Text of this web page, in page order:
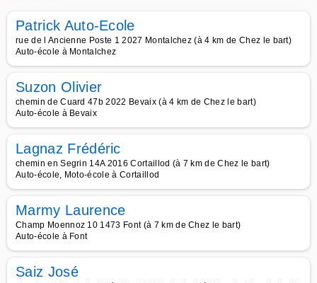
Patrick Auto-Ecole
rue de l Ancienne Poste 1 2027 Montalchez (à 4 km de Chez le bart)
Auto-école à Montalchez
Suzon Olivier
chemin de Cuard 47b 2022 Bevaix (à 4 km de Chez le bart)
Auto-école à Bevaix
Lagnaz Frédéric
chemin en Segrin 14A 2016 Cortaillod (à 7 km de Chez le bart)
Auto-école, Moto-école à Cortaillod
Marmy Laurence
Champ Moennoz 10 1473 Font (à 7 km de Chez le bart)
Auto-école à Font
Saiz José